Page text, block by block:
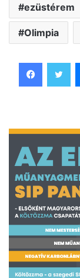
ezüstérem
Olimpia